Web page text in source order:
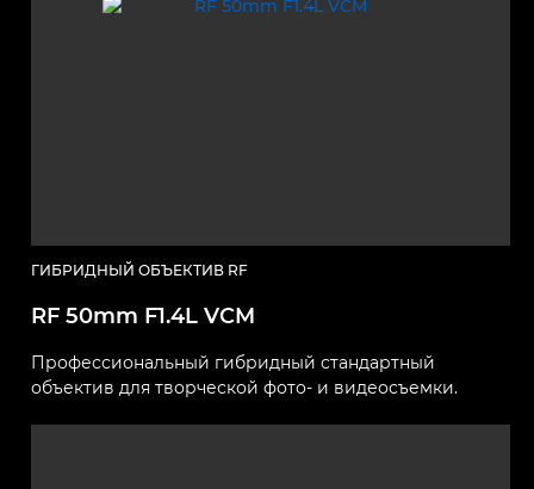
ГИБРИДНЫЙ ОБЪЕКТИВ RF
RF 50mm F1.4L VCM
Профессиональный гибридный стандартный
объектив для творческой фото- и видеосъемки.